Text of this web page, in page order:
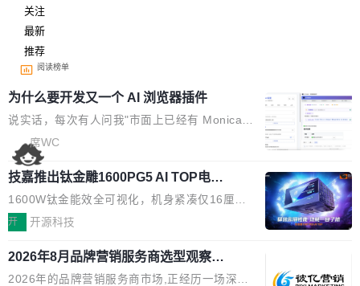
关注
最新
推荐
阅读榜单
为什么要开发又一个 AI 浏览器插件
说实话，每次有人问我"市面上已经有 Monica、
Sider、Copilot for Chrome 这些 AI 浏览器插件
了，你为什么还要再做一个"，我都觉得这个问题
问得好。 因为我自己也是从用户变成开发者的。
现有产品的天花板 我用过不少 AI 浏览器插件。
刚开始觉得都挺好——选中一段文字，弹出解
要。但用久了你会发现，它们本质上都是同一类
东西：一个带网页上下文的聊天框。 它们能读取
席WC
技嘉推出钛金雕1600PG5 AI TOP电
源：为发烧级主机与本地AI算力打造旗
舰供电方案
1600W钛金能效全可视化，机身紧凑仅16厘米
继2026台北电脑展首度亮相后，技嘉科技近日正
电源专为发烧级DIY主机与本地AI算力平台打
造，整机长度仅16厘米，提供1600W额定功率
开 开源科技
2026年8月品牌营销服务商选型观察：
从流量思维到品牌资产思维的范式转移
2026年的品牌营销服务商市场,正经历一场深刻